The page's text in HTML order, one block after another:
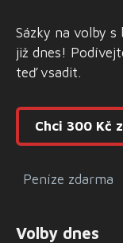
Sázky na volby
již dnes!
teď vsadit.
Chci 300 Kč
Peníze zdarma
Volby dnes